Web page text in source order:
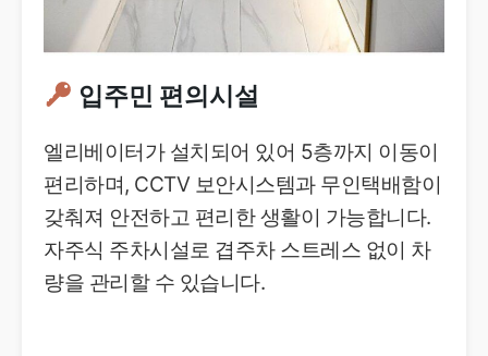
입주민 편의시설
엘리베이터가 설치되어 있어 5층까지 이동이
편리하며, CCTV 보안시스템과 무인택배함이
갖춰져 안전하고 편리한 생활이 가능합니다.
자주식 주차시설로 겹주차 스트레스 없이 차
량을 관리할 수 있습니다.